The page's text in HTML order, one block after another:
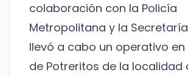
colaboración con la Policía
Metropolitana y la
llevó a cabo un operativo
de Potreritos de la localidad